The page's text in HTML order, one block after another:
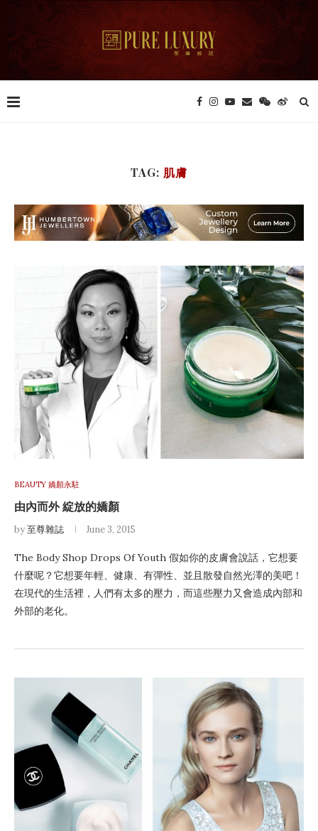
TAG: 肌膚
BEAUTY 嬌顏永駐
由內而外 綻放的嬌顏
by至尊雜誌 June 3, 2015
The Body Shop Drops Of Youth 假如你的皮膚會說話，它想要
什麼呢？它想要年輕、健康、有彈性、並且散發自然光澤的美吧！
在現代的生活裡，人們有太多的壓力，而這些壓力又會造成內部和
外部的老化。